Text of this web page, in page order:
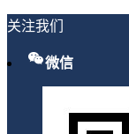
关注我们
微信